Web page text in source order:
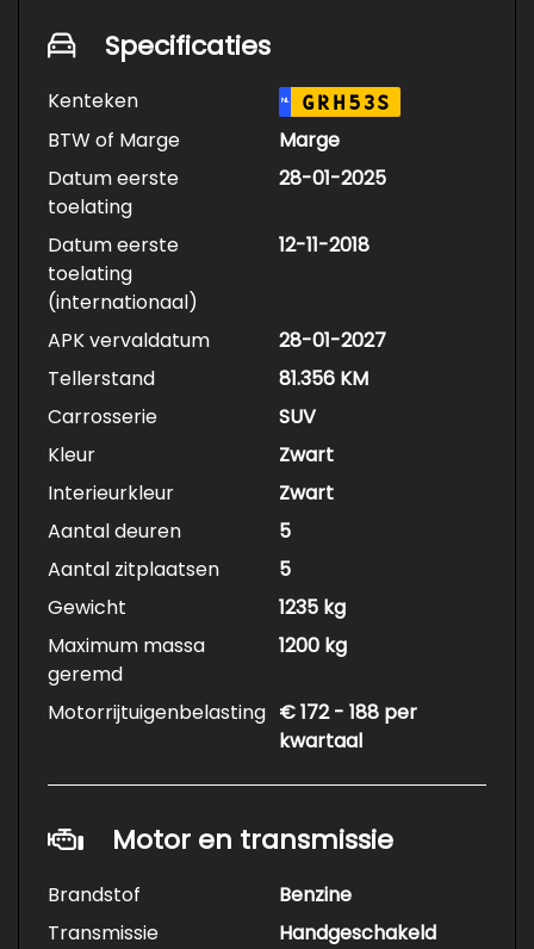
Specificaties
Kenteken NL GRH53S
BTW of Marge
Marge
Datum eerste
toelating
28-01-2025
Datum eerste
toelating
(internationaal)
12-11-2018
APK vervaldatum
28-01-2027
Tellerstand
81.356 KM
Carrosserie
SUV
Kleur
Zwart
Interieurkleur
Zwart
Aantal deuren
5
Aantal zitplaatsen
5
Gewicht
1235 kg
Maximum massa
geremd
1200 kg
Motorrijtuigenbelasting € 172 - 188 per
kwartaal
Motor en transmissie
Brandstof
Benzine
Transmissie
Handgeschakeld